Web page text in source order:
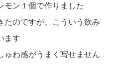
モン１個で作りました
たのですが、こういう飲み
ます
ゅわ感がうまく写せません